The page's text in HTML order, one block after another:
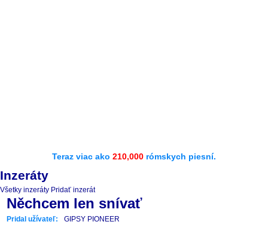
Teraz viac ako 210,000 rómskych piesní.
Inzeráty
Všetky inzeráty Pridať inzerát
Něchcem len snívať
Pridal užívateľ: GIPSY PIONEER